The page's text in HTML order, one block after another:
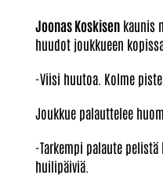
Joonas Koskisen kaunis
huudot joukkueen
-Viisi huutoa. Kolme
Joukkue palauttelee
-Tarkempi palaute
huilipäiviä.